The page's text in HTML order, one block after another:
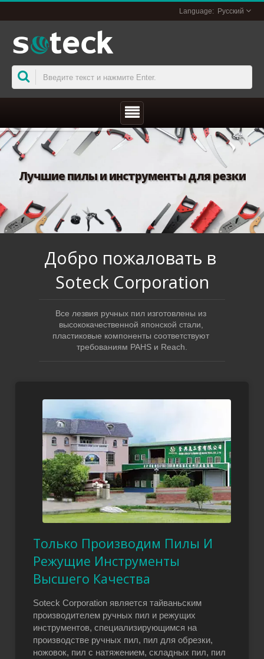
Русский
Лучшие пилы и инструменты для резки
Добро пожаловать в
Soteck Corporation
Все лезвия ручных пил изготовлены из
высококачественной японской стали,
пластиковые компоненты соответствуют
требованиям PAHS и Reach.
Только Производим Пилы И
Режущие Инструменты
Высшего Качества
Soteck Corporation является тайваньским
производителем ручных пил и режущих
инструментов, специализирующимся на
производстве ручных пил, пил для обрезки,
ножовок, пил с натяжением, складных пил, пил